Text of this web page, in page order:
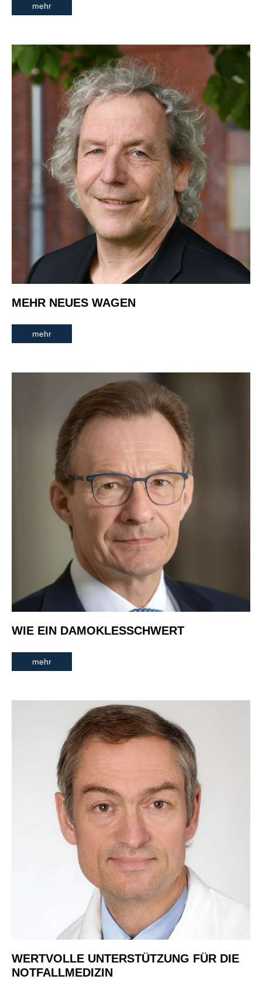
mehr
MEHR NEUES WAGEN
mehr
WIE EIN DAMOKLESSCHWERT
mehr
WERTVOLLE UNTERSTÜTZUNG FÜR DIE
NOTFALLMEDIZIN